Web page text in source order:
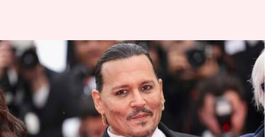
Film Johnny Depp 'Jeanne du
Barry' di Cannes: Semua yang
perlu diketahui
menulis May 18, 2023 12:29 pm